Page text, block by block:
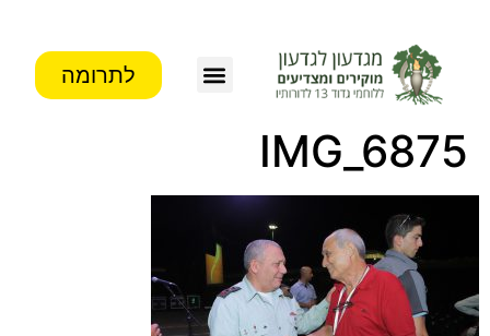
לתרומה
IMG_6875